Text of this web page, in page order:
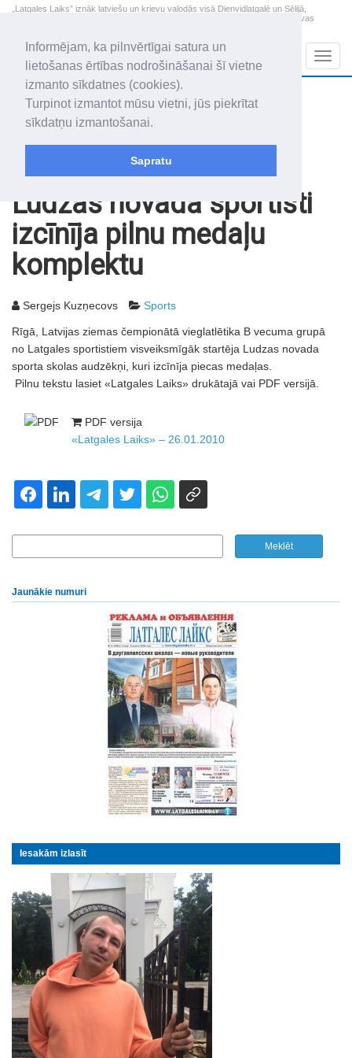
Informējam, ka pilnvērtīgai satura un
lietošanas ērtības nodrošināšanai šī vietne
izmanto sīkdatnes (cookies).
Turpinot izmantot mūsu vietni, jūs piekrītat
sīkdatņu izmantošanai.
Sapratu
„Latgales Laiks” iznāk latviešu un krievu valodās visā Dienvidlatgalē un Sēlijā,
„Latgales Laiks” latviešu valodā aptver Daugavpils valstspilsētu, Augšdaugavas
2026. gada 10. augusts
Pirmdiena
Audris, Brencis, Inuta
+20.1
Ludzas novada sportisti
izcīnīja pilnu medaļu
komplektu
Sergejs Kuzņecovs Sports
Rīgā, Latvijas ziemas čempionātā vieglatlētika B vecuma grupā
no Latgales sportistiem visveiksmīgāk startēja Ludzas novada
sporta skolas audzēkņi, kuri izcīnīja piecas medaļas.
Pilnu tekstu lasiet «Latgales Laiks» drukātajā vai PDF versijā.
PDF versija
«Latgales Laiks» – 26.01.2010
Jaunākie numuri
Iesakām izlasīt